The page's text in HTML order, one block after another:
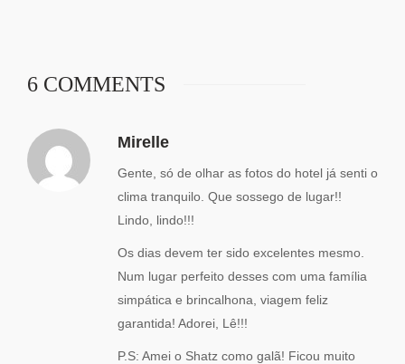
6 COMMENTS
Mirelle
Gente, só de olhar as fotos do hotel já senti o
clima tranquilo. Que sossego de lugar!!
Lindo, lindo!!!
Os dias devem ter sido excelentes mesmo.
Num lugar perfeito desses com uma família
simpática e brincalhona, viagem feliz
garantida! Adorei, Lê!!!
P.S: Amei o Shatz como galã! Ficou muito